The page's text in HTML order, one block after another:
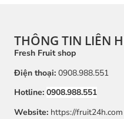
THÔNG TIN LIÊN
Fresh Fruit shop
Điện thoại: 0908.988.551
Hotline: 0908.988.551
Website: https://fruit24h.com